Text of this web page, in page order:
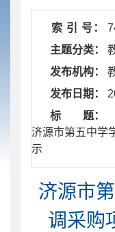
索 引 号：
主题分类：
发布机构：
发布日期：
标 题：
济源市第五中学
示
济源市
调采购